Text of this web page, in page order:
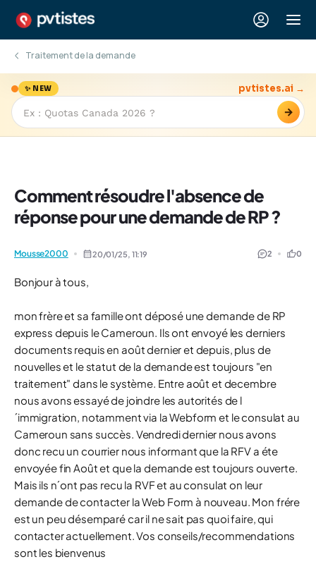
Traitement de la demande
✨ NEW
→
pvtistes.ai →
Comment résoudre l'absence de
réponse pour une demande de RP ?
Mousse2000 20/01/25, 11:19 2 0
Bonjour à tous,
mon frère et sa famille ont déposé une demande de RP
express depuis le Cameroun. Ils ont envoyé les derniers
documents requis en août dernier et depuis, plus de
nouvelles et le statut de la demande est toujours "en
traitement" dans le système. Entre août et decembre
nous avons essayé de joindre les autorités de l
´immigration, notamment via la Webform et le consulat au
Cameroun sans succès. Vendredi dernier nous avons
donc recu un courrier nous informant que la RFV a éte
envoyée fin Août et que la demande est toujours ouverte.
Mais ils n´ont pas recu la RVF et au consulat on leur
demande de contacter la Web Form à nouveau. Mon frére
est un peu désemparé car il ne sait pas quoi faire, qui
contacter actuellement. Vos conseils/recommendations
sont les bienvenus